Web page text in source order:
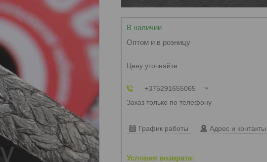
В наличии
Оптом и в розницу
Цену уточняйте
+375291655065
Заказ только по телефону
График работы Адрес и контакты